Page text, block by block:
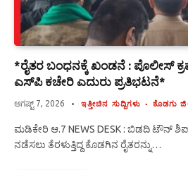
*ರೈತರ ಬಂಧನಕ್ಕೆ ಖಂಡನೆ : ಪೊಲೀಸ್
ಎಸ್‍ಪಿ ಕಚೇರಿ ಎದುರು ಪ್ರತಿಭಟನೆ*
ಆಗಷ್ಟ್ 7, 2026 ಇತ್ತೀಚಿನ ಸುದ್ದಿಗಳು ಕೊಡಗು
ಮಡಿಕೇರಿ ಆ.7 NEWS DESK : ಬಿಡದಿ ಟೌನ್
ನಡೆಸಲು ತೆರಳುತ್ತಿದ್ದ ಕೊಡಗಿನ ರೈತರನ್ನು…